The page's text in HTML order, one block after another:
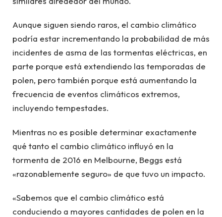
Aunque siguen siendo raros, el cambio climático
podría estar incrementando la probabilidad de más
incidentes de asma de las tormentas eléctricas, en
parte porque está extendiendo las temporadas de
polen, pero también porque está aumentando la
frecuencia de eventos climáticos extremos,
incluyendo tempestades.
Mientras no es posible determinar exactamente
qué tanto el cambio climático influyó en la
tormenta de 2016 en Melbourne, Beggs está
«razonablemente seguro» de que tuvo un impacto.
«Sabemos que el cambio climático está
conduciendo a mayores cantidades de polen en la